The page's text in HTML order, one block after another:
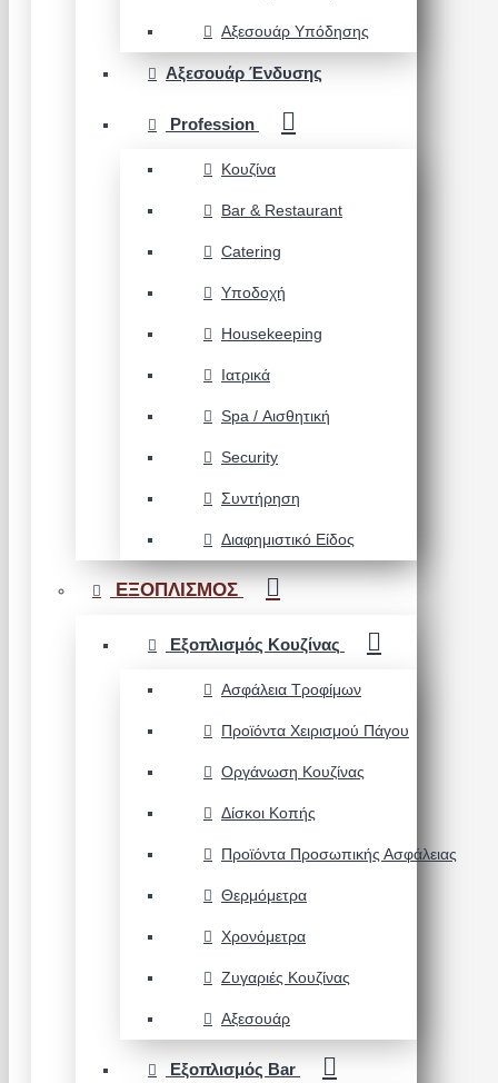
Αξεσουάρ Υπόδησης
Αξεσουάρ Ένδυσης
Profession
Κουζίνα
Bar & Restaurant
Catering
Υποδοχή
Housekeeping
Ιατρικά
Spa / Αισθητική
Security
Συντήρηση
Διαφημιστικό Είδος
ΕΞΟΠΛΙΣΜΟΣ
Εξοπλισμός Κουζίνας
Ασφάλεια Τροφίμων
Προϊόντα Χειρισμού Πάγου
Οργάνωση Κουζίνας
Δίσκοι Κοπής
Προϊόντα Προσωπικής Ασφάλειας
Θερμόμετρα
Χρονόμετρα
Ζυγαριές Κουζίνας
Αξεσουάρ
Εξοπλισμός Bar